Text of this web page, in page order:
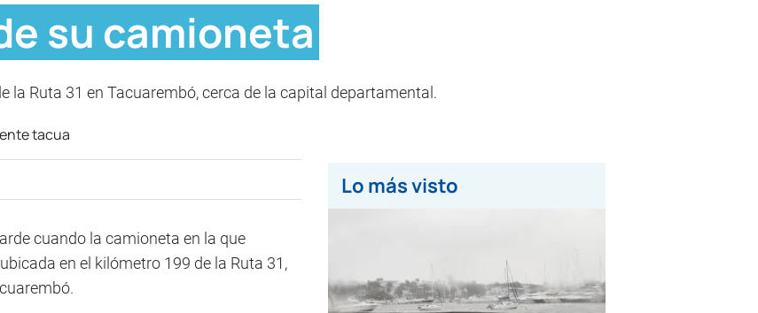
su camioneta
la Ruta 31 en Tacuarembó, cerca de la capital departamental.
cuando la camioneta en la que
en el kilómetro 199 de la Ruta 31,
Lo más visto